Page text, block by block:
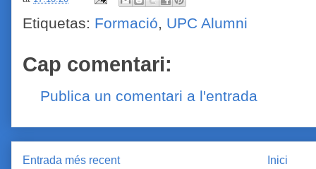
Etiquetas: Formació, UPC Alumni
Cap comentari:
Publica un comentari a l'entrada
Entrada més recent Inici